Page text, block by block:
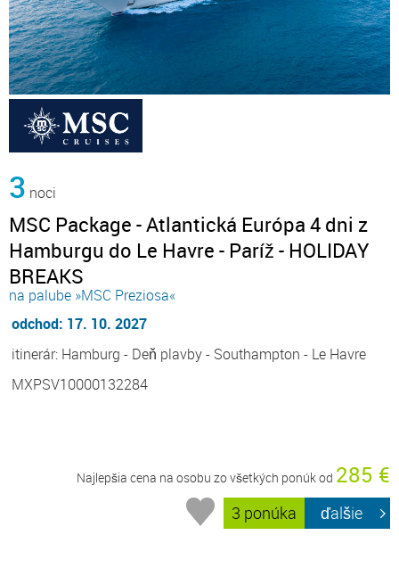
3 noci
MSC Package - Atlantická Európa 4 dni z
Hamburgu do Le Havre - Paríž - HOLIDAY
BREAKS
na palube »MSC Preziosa«
odchod: 17. 10. 2027
itinerár: Hamburg - Deň plavby - Southampton - Le Havre
MXPSV10000132284
Najlepšia cena na osobu zo všetkých ponúk od 285 €
3 ponúka ďalšie